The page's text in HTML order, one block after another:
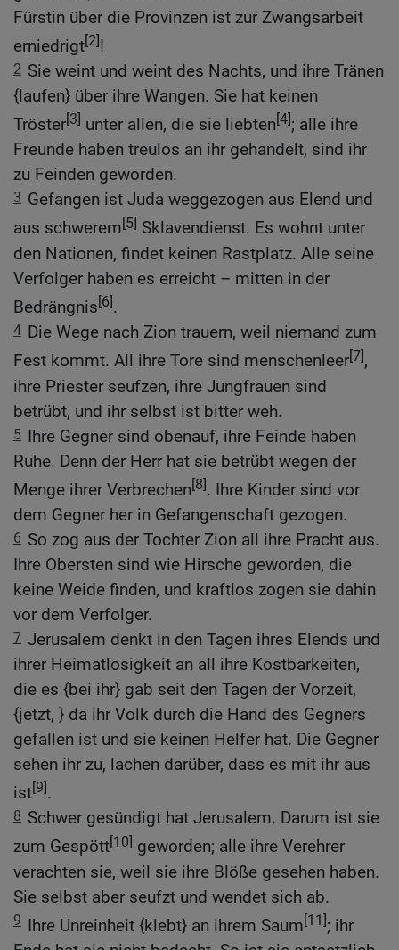
Fürstin über die Provinzen ist zur Zwangsarbeit
erniedrigt[2]!
2 Sie weint und weint des Nachts, und ihre Tränen
{laufen} über ihre Wangen. Sie hat keinen
Tröster[3] unter allen, die sie liebten[4]; alle ihre
Freunde haben treulos an ihr gehandelt, sind ihr
zu Feinden geworden.
3 Gefangen ist Juda weggezogen aus Elend und
aus schwerem[5] Sklavendienst. Es wohnt unter
den Nationen, findet keinen Rastplatz. Alle seine
Verfolger haben es erreicht – mitten in der
Bedrängnis[6].
4 Die Wege nach Zion trauern, weil niemand zum
Fest kommt. All ihre Tore sind menschenleer[7],
ihre Priester seufzen, ihre Jungfrauen sind
betrübt, und ihr selbst ist bitter weh.
5 Ihre Gegner sind obenauf, ihre Feinde haben
Ruhe. Denn der Herr hat sie betrübt wegen der
Menge ihrer Verbrechen[8]. Ihre Kinder sind vor
dem Gegner her in Gefangenschaft gezogen.
6 So zog aus der Tochter Zion all ihre Pracht aus.
Ihre Obersten sind wie Hirsche geworden, die
keine Weide finden, und kraftlos zogen sie dahin
vor dem Verfolger.
7 Jerusalem denkt in den Tagen ihres Elends und
ihrer Heimatlosigkeit an all ihre Kostbarkeiten,
die es {bei ihr} gab seit den Tagen der Vorzeit,
{jetzt, } da ihr Volk durch die Hand des Gegners
gefallen ist und sie keinen Helfer hat. Die Gegner
sehen ihr zu, lachen darüber, dass es mit ihr aus
ist[9].
8 Schwer gesündigt hat Jerusalem. Darum ist sie
zum Gespött[10] geworden; alle ihre Verehrer
verachten sie, weil sie ihre Blöße gesehen haben.
Sie selbst aber seufzt und wendet sich ab.
9 Ihre Unreinheit {klebt} an ihrem Saum[11]; ihr